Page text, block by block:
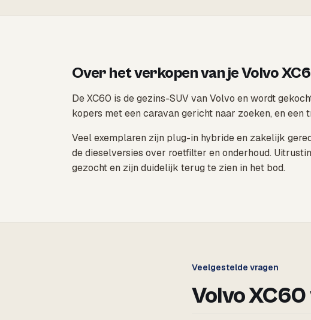
Over het verkopen van je Volvo
De XC60 is de gezins-SUV van Volvo en wordt
kopers met een caravan gericht naar zoeken, en
Veel exemplaren zijn plug-in hybride en zakelijk
de dieselversies over roetfilter en onderhoud.
gezocht en zijn duidelijk terug te zien in het bod.
Veelgestelde vragen
Volvo